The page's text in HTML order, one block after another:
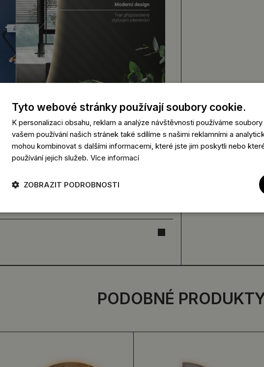
PODOBNÉ
Tyto webové stránky používají soubory cookie.
K personalizaci obsahu, reklam a analýze návštěvnosti používáme
vašem používání našich stránek také sdílíme s našimi reklamními a
mohou kombinovat s dalšími informacemi, které jste jim poskytli nebo
používání jejich služeb. Více informací
ZOBRAZIT PODROBNOSTI